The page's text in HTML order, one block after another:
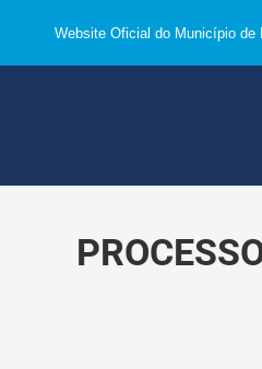
Website Oficial do Município de